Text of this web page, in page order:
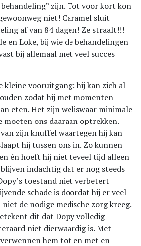
zijn. Tot voor kort kon
niet! Caramel sluit
af van 84 dagen! Ze straalt!!!
en Loke, bij wie de behandelingen
bij allemaal met veel succes
kleine vooruitgang: hij kan zich al
zodat hij met momenten
eten. Het zijn weliswaar minimale
moeten ons daaraan optrekken.
zijn knuffel waartegen hij kan
hij tussen ons in. Zo kunnen
én hoeft hij niet teveel tijd alleen
indachtig dat er nog steeds
toestand niet verbetert
schade is doordat hij er veel
de nodige medische zorg kreeg.
dit dat Dopy volledig
niet dierwaardig is. Met
hem tot en met en